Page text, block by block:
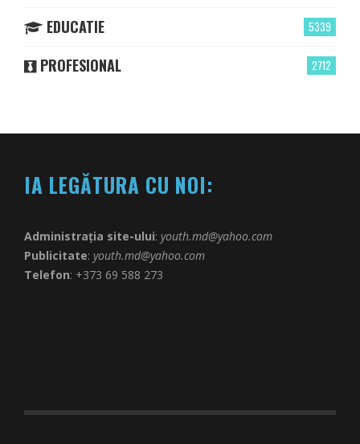
5339
EDUCATIE
2712
PROFESIONAL
IA LEGĂTURA CU NOI:
Administrația site-ului: youth.md@yahoo.com
Publicitate: youth.md@yahoo.com
Telefon: +373 69 588 273